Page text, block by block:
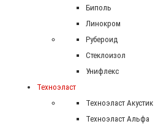
Биполь
Линокром
Рубероид
Стеклоизол
Унифлекс
Техноэласт
Техноэласт Акустик
Техноэласт Альфа